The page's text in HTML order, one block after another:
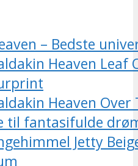
– Bedste
Heaven Leaf
Heaven Over
til fantasifulde
Jetty